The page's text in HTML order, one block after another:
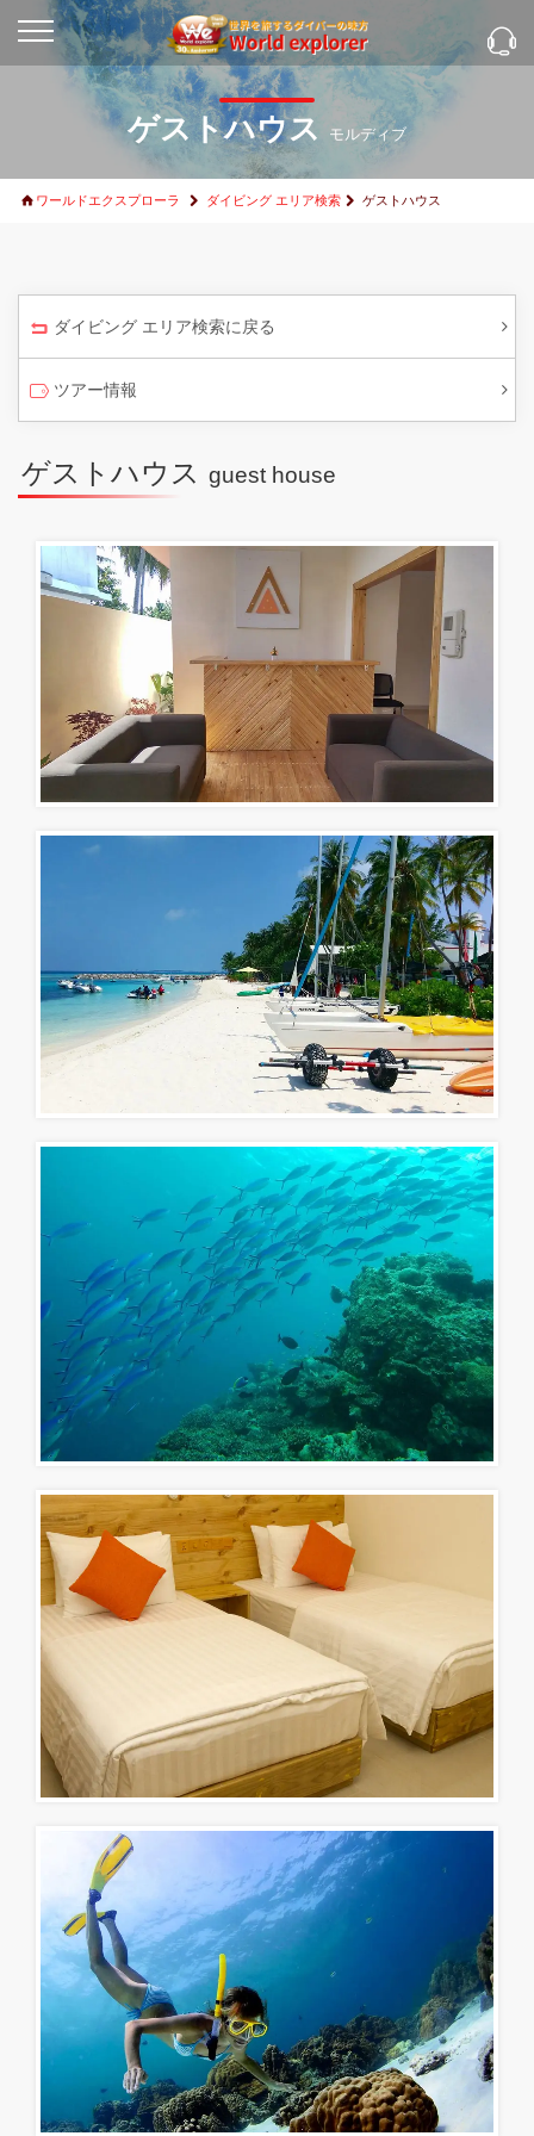
ゲストハウス モルディブ
ワールドエクスプローラ ダイビング エリア検索 ゲストハウス
ダイビング エリア検索に戻る
ツアー情報
ゲストハウス guest house